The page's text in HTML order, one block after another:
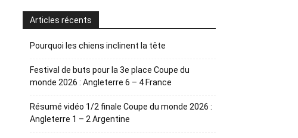
Articles récents
Pourquoi les chiens inclinent la tête
Festival de buts pour la 3e place Coupe du
monde 2026 : Angleterre 6 – 4 France
Résumé vidéo 1/2 finale Coupe du monde 2026 :
Angleterre 1 – 2 Argentine